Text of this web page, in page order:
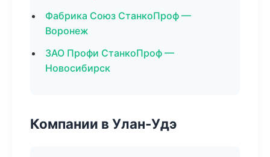
Фабрика Союз СтанкоПроф —
Воронеж
ЗАО Профи СтанкоПроф —
Новосибирск
Компании в Улан-Удэ